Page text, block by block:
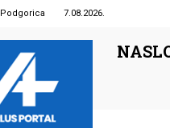
Podgorica 7.08.2026.